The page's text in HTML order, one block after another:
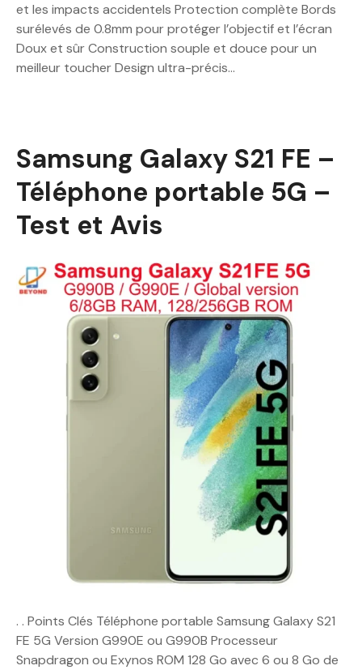
et les impacts accidentels Protection complète Bords
surélevés de 0.8mm pour protéger l’objectif et l’écran
Doux et sûr Construction souple et douce pour un
meilleur toucher Design ultra-précis…
Samsung Galaxy S21 FE –
Téléphone portable 5G –
Test et Avis
. . Points Clés Téléphone portable Samsung Galaxy S21
FE 5G Version G990E ou G990B Processeur
Snapdragon ou Exynos ROM 128 Go avec 6 ou 8 Go de